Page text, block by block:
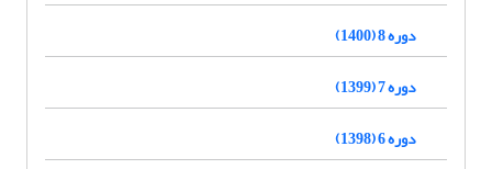
دوره 8 (1400)
دوره 7 (1399)
دوره 6 (1398)